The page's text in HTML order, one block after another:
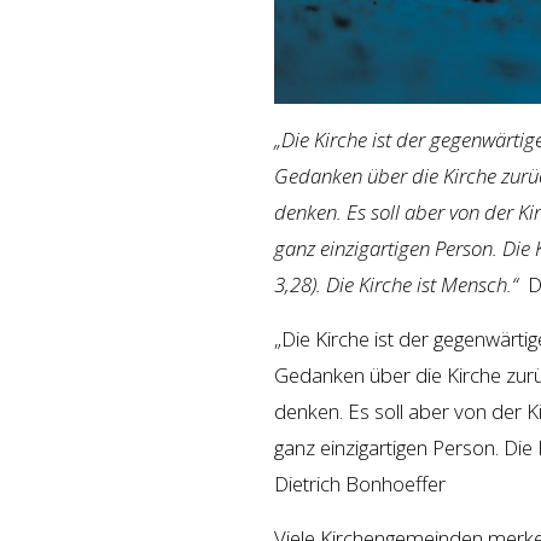
„Die Kirche ist der
Gedanken über die Kirche
denken. Es soll aber von der
ganz einzigartigen Person. Die
3,28). Die Kirche ist Mensch.“
„Die Kirche ist der
Gedanken über die Kirche
denken. Es soll aber von der
ganz einzigartigen Person.
Dietrich Bonhoeffer